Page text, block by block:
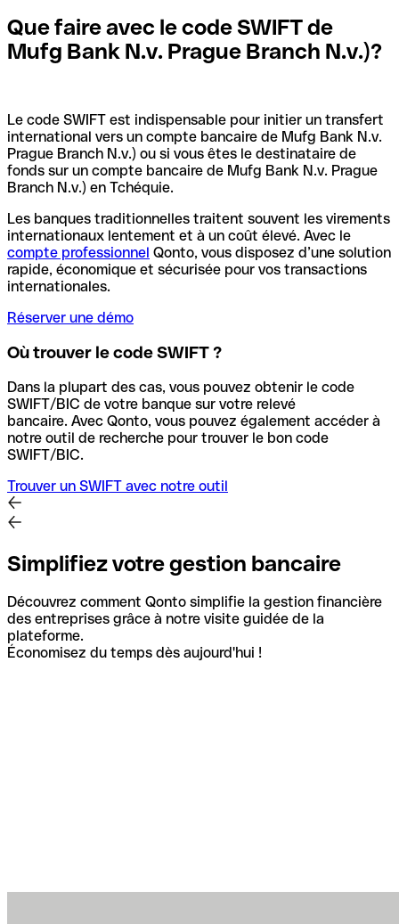
Que faire avec le code SWIFT de
Mufg Bank N.v. Prague Branch N.v.)?
Le code SWIFT est indispensable pour initier un transfert
international vers un compte bancaire de Mufg Bank N.v.
Prague Branch N.v.) ou si vous êtes le destinataire de
fonds sur un compte bancaire de Mufg Bank N.v. Prague
Branch N.v.) en Tchéquie.
Les banques traditionnelles traitent souvent les virements
internationaux lentement et à un coût élevé. Avec le
compte professionnel Qonto, vous disposez d’une solution
rapide, économique et sécurisée pour vos transactions
internationales.
Réserver une démo
Où trouver le code SWIFT ?
Dans la plupart des cas, vous pouvez obtenir le code
SWIFT/BIC de votre banque sur votre relevé
bancaire. Avec Qonto, vous pouvez également accéder à
notre outil de recherche pour trouver le bon code
SWIFT/BIC.
Trouver un SWIFT avec notre outil
Simplifiez votre gestion bancaire
Découvrez comment Qonto simplifie la gestion financière
des entreprises grâce à notre visite guidée de la
plateforme.
Économisez du temps dès aujourd'hui !